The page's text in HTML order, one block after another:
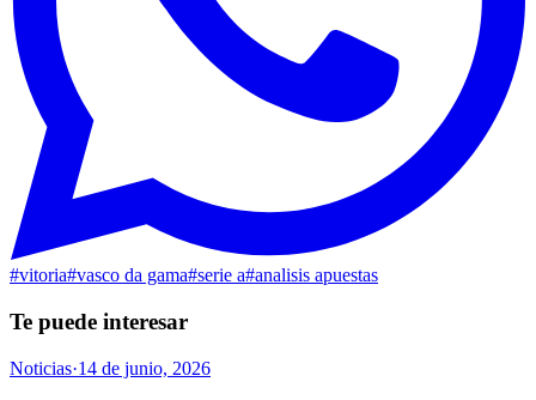
#vitoria#vasco da gama#serie a#analisis apuestas
Te puede interesar
Noticias·14 de junio, 2026